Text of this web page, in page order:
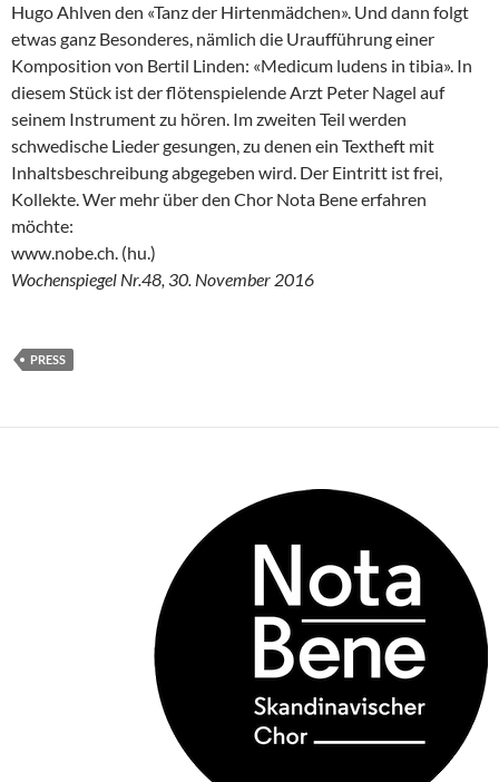
Hugo Ahlven den «Tanz der Hirtenmädchen». Und dann folgt
etwas ganz Besonderes, nämlich die Uraufführung einer
Komposition von Bertil Linden: «Medicum ludens in tibia». In
diesem Stück ist der flötenspielende Arzt Peter Nagel auf
seinem Instrument zu hören. Im zweiten Teil werden
schwedische Lieder gesungen, zu denen ein Textheft mit
Inhaltsbeschreibung abgegeben wird. Der Eintritt ist frei,
Kollekte. Wer mehr über den Chor Nota Bene erfahren
möchte:
www.nobe.ch. (hu.)
Wochenspiegel Nr.48, 30. November 2016
PRESS